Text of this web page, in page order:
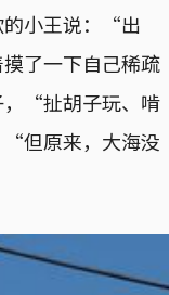
的小王说：“出
了一下自己稀疏
，“扯胡子玩、啃
但原来，大海没